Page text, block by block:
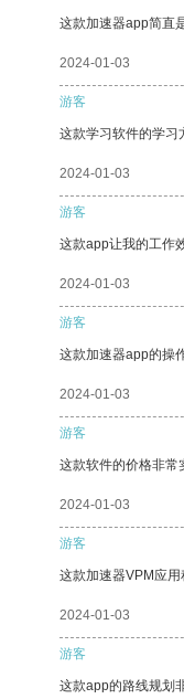
这款加速器app简直
2024-01-03
游客
这款学习软件的学习
2024-01-03
游客
这款app让我的工作
2024-01-03
游客
这款加速器app的操
2024-01-03
游客
这款软件的价格非常
2024-01-03
游客
这款加速器VPM应用
2024-01-03
游客
这款app的路线规划